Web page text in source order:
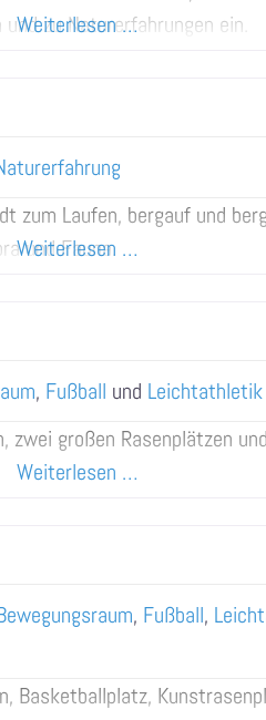
zu Naturerfahrungen ein.
Weiterlesen …
zum Laufen, bergauf und
und Fauna.
Weiterlesen …
, Fußball und Leichtathletik
zwei großen Rasenplätzen und
Weiterlesen …
, Fußball,
Basketballplatz,